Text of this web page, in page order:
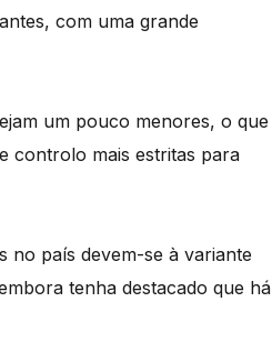
com uma grande
um pouco menores, o que
controlo mais estritas para
no país devem-se à variante
tenha destacado que há